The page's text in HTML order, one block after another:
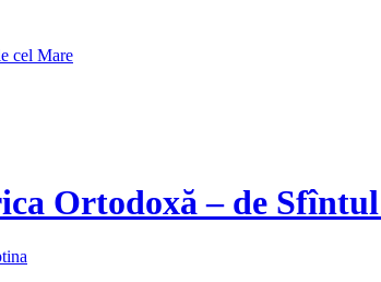
cel Mare
Ortodoxă – de